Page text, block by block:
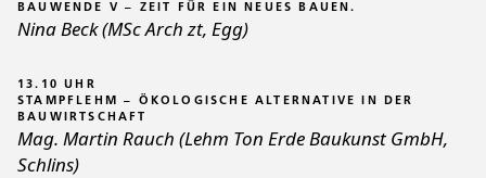
BAUWENDE V – ZEIT FÜR EIN NEUES BAUEN.
Nina Beck (MSc Arch zt, Egg)
13.10 UHR
STAMPFLEHM – ÖKOLOGISCHE ALTERNATIVE IN DER
BAUWIRTSCHAFT
Mag. Martin Rauch (Lehm Ton Erde Baukunst GmbH,
Schlins)